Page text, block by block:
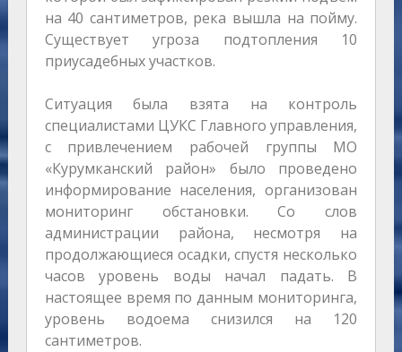
на 40 сантиметров, река вышла на пойму.
Существует угроза подтопления 10
приусадебных участков.
Ситуация была взята на контроль
специалистами ЦУКС Главного управления,
с привлечением рабочей группы МО
«Курумканский район» было проведено
информирование населения, организован
мониторинг обстановки. Со слов
администрации района, несмотря на
продолжающиеся осадки, спустя несколько
часов уровень воды начал падать. В
настоящее время по данным мониторинга,
уровень водоема снизился на 120
сантиметров.